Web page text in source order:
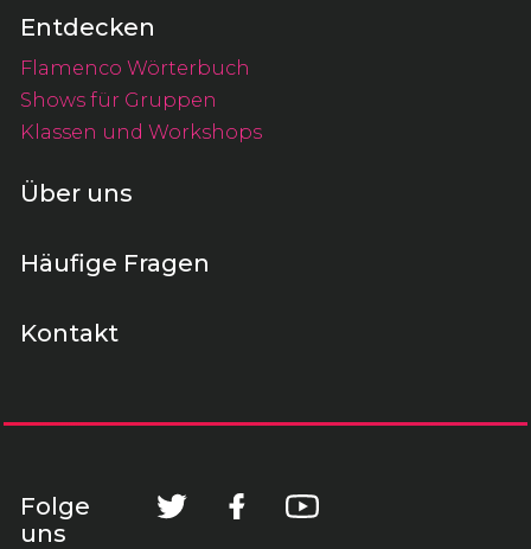
Entdecken
Flamenco Wörterbuch
Shows für Gruppen
Klassen und Workshops
Über uns
Häufige Fragen
Kontakt
Folge
uns